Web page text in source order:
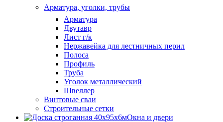
Арматура, уголки, трубы
Арматура
Двутавр
Лист г/к
Нержавейка для лестничных перил
Полоса
Профиль
Труба
Уголок металлический
Швеллер
Винтовые сваи
Строительные сетки
Окна и двери